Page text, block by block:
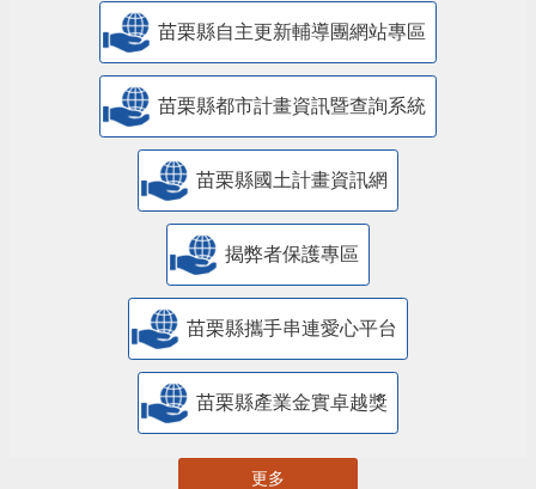
苗栗縣自主更新輔導團網站專區
苗栗縣都市計畫資訊暨查詢系統
苗栗縣國土計畫資訊網
揭弊者保護專區
苗栗縣攜手串連愛心平台
苗栗縣產業金實卓越獎
更多